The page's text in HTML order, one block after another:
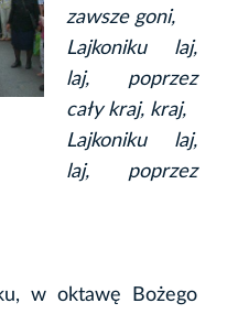
zawsze goni,
Lajkoniku laj,
laj, poprzez
cały kraj, kraj,
Lajkoniku laj,
laj, poprzez
w oktawę Bożego